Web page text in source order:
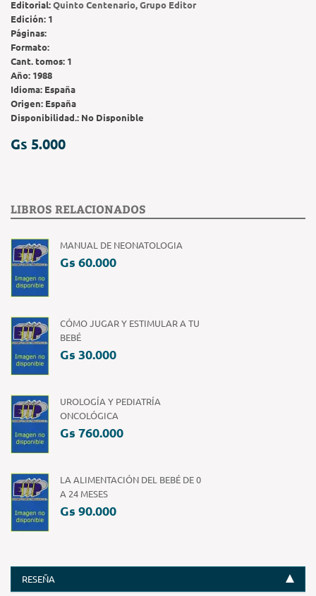
Editorial:Quinto Centenario, Grupo Editor
Edición: 1
Páginas:
Formato:
Cant. tomos: 1
Año: 1988
Idioma: España
Origen: España
Disponibilidad.: No Disponible
Gs 5.000
LIBROS RELACIONADOS
MANUAL DE NEONATOLOGIA
Gs 60.000
CÓMO JUGAR Y ESTIMULAR A TU
BEBÉ
Gs 30.000
UROLOGÍA Y PEDIATRÍA
ONCOLÓGICA
Gs 760.000
LA ALIMENTACIÓN DEL BEBÉ DE 0
A 24 MESES
Gs 90.000
RESEÑA